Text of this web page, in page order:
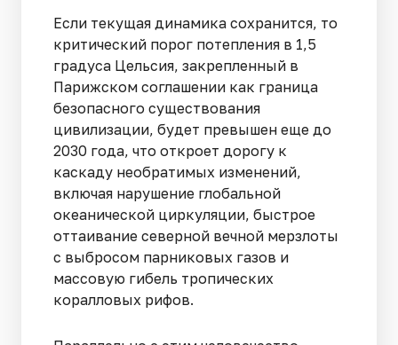
Если текущая динамика сохранится, то
критический порог потепления в 1,5
градуса Цельсия, закрепленный в
Парижском соглашении как граница
безопасного существования
цивилизации, будет превышен еще до
2030 года, что откроет дорогу к
каскаду необратимых изменений,
включая нарушение глобальной
океанической циркуляции, быстрое
оттаивание северной вечной мерзлоты
с выбросом парниковых газов и
массовую гибель тропических
коралловых рифов.